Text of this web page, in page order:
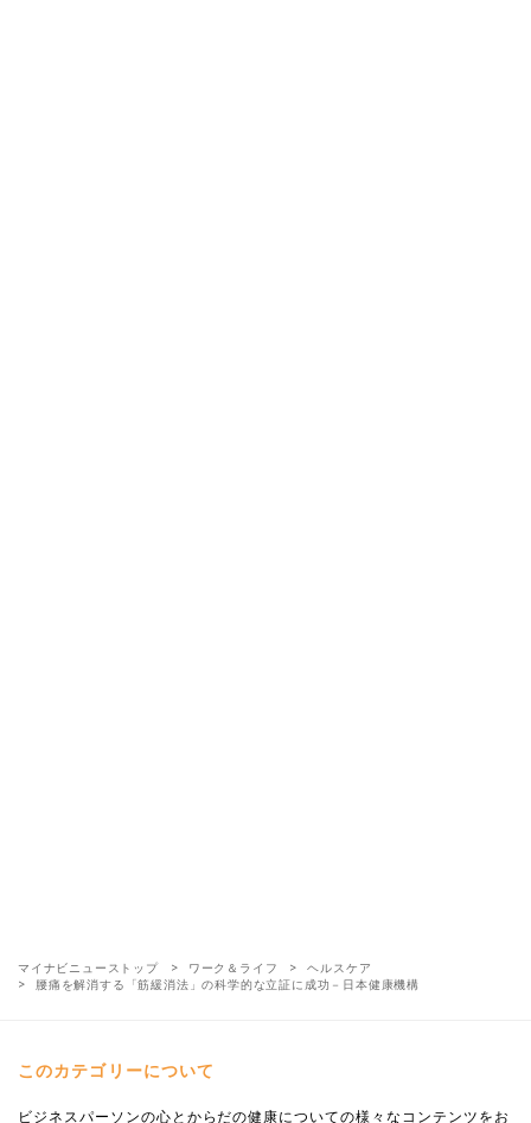
マイナビニューストップ ワーク＆ライフ
ヘルスケア
腰痛を解消する「筋緩消法」の科学的な立証に成功－日本健康機構
このカテゴリーについて
ビジネスパーソンの心とからだの健康についての様々なコンテンツをお